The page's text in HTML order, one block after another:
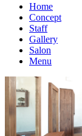
Home
Concept
Staff
Gallery
Salon
Menu